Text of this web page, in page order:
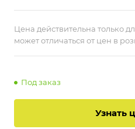
Цена действительна только
может отличаться от цен в
Под заказ
Узнать